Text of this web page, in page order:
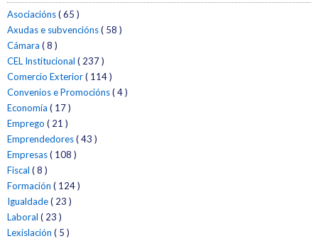
Asociacións( 65 )
Axudas e subvencións( 58 )
Cámara ( 8 )
CEL Institucional ( 237 )
Comercio Exterior( 114 )
Convenios e Promocións( 4 )
Economía ( 17 )
Emprego ( 21 )
Emprendedores( 43 )
Empresas( 108 )
Fiscal ( 8 )
Formación ( 124 )
Igualdade( 23 )
Laboral ( 23 )
Lexislación ( 5 )